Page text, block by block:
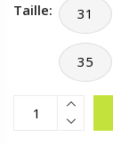
Taille: 31
35